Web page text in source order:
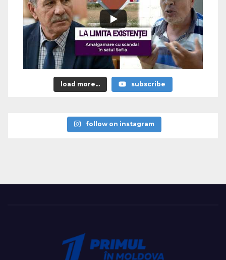
load more... subscribe
follow on instagram